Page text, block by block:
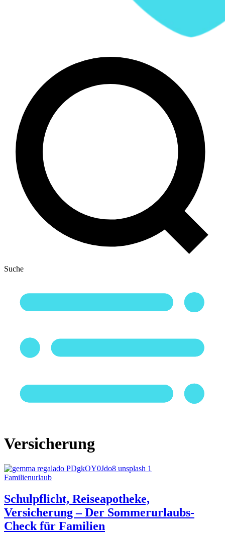
Suche
Versicherung
Familienurlaub
Schulpflicht, Reiseapotheke,
Versicherung – Der Sommerurlaubs-
Check für Familien